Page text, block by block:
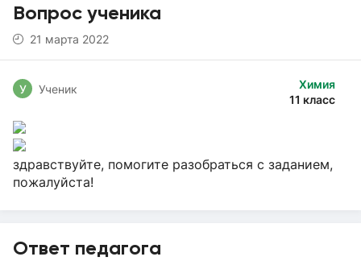
Вопрос ученика
21 марта 2022
Химия
11 класс
У Ученик
здравствуйте, помогите разобраться с заданием,
пожалуйста!
Ответ педагога